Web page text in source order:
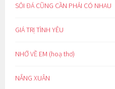
SỎI ĐÁ CŨNG CẦN PHẢI CÓ NHAU
GIÁ TRỊ TÌNH YÊU
NHỚ VỀ EM (hoạ thơ)
NẮNG XUÂN